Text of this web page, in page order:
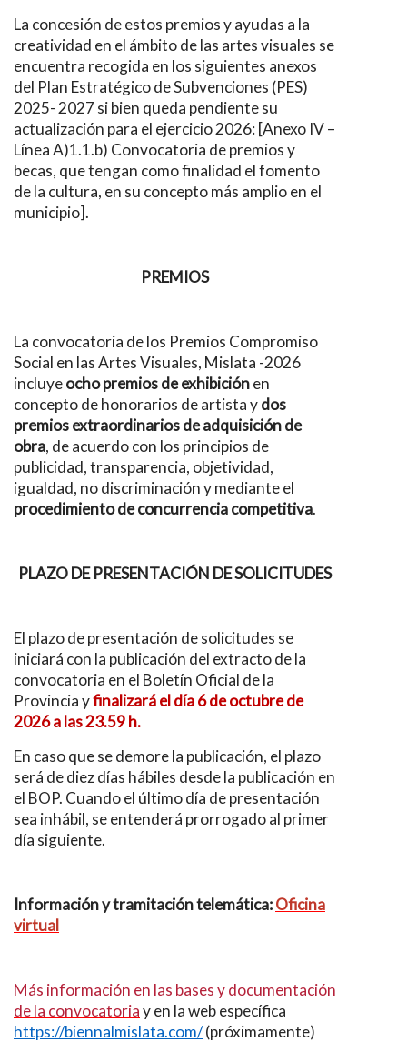
La concesión de estos premios y ayudas a la
creatividad en el ámbito de las artes visuales se
encuentra recogida en los siguientes anexos
del Plan Estratégico de Subvenciones (PES)
2025- 2027 si bien queda pendiente su
actualización para el ejercicio 2026: [Anexo IV –
Línea A)1.1.b) Convocatoria de premios y
becas, que tengan como finalidad el fomento
de la cultura, en su concepto más amplio en el
municipio].
PREMIOS
La convocatoria de los Premios Compromiso
Social en las Artes Visuales, Mislata -2026
incluyeocho premios de exhibiciónen
concepto de honorarios de artista ydos
premios extraordinarios de adquisición de
obra, de acuerdo con los principios de
publicidad, transparencia, objetividad,
igualdad, no discriminación y mediante el
procedimiento de concurrencia competitiva.
PLAZO DE PRESENTACIÓN DE SOLICITUDES
El plazo de presentación de solicitudes se
iniciará con la publicación del extracto de la
convocatoria en el Boletín Oficial de la
Provincia yfinalizará el día 6 de octubre de
2026 a las 23.59 h.
En caso que se demore la publicación, el plazo
será de diez días hábiles desde la publicación en
el BOP. Cuando el último día de presentación
sea inhábil, se entenderá prorrogado al primer
día siguiente.
Información y tramitación telemática:Oficina
virtual
Más información en las bases y documentación
de la convocatoriay en la web específica
https://biennalmislata.com/(próximamente)